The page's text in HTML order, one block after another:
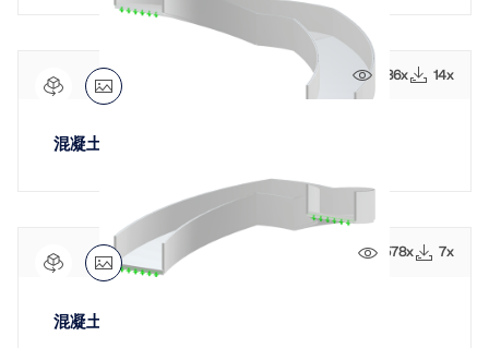
886x 14x
混凝土单跑圆柱形楼梯带中间楼梯平台
578x 7x
混凝土圆柱形楼梯带中间平台